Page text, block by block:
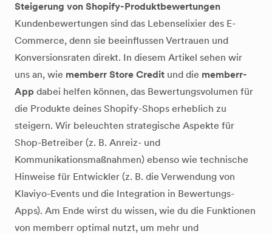
Steigerung von Shopify-Produktbewertungen
Kundenbewertungen sind das Lebenselixier des E-
Commerce, denn sie beeinflussen Vertrauen und
Konversionsraten direkt. In diesem Artikel sehen wir
uns an, wie memberr Store Credit und die memberr-
App dabei helfen können, das Bewertungsvolumen für
die Produkte deines Shopify-Shops erheblich zu
steigern. Wir beleuchten strategische Aspekte für
Shop-Betreiber (z. B. Anreiz- und
Kommunikationsmaßnahmen) ebenso wie technische
Hinweise für Entwickler (z. B. die Verwendung von
Klaviyo-Events und die Integration in Bewertungs-
Apps). Am Ende wirst du wissen, wie du die Funktionen
von memberr optimal nutzt, um mehr und